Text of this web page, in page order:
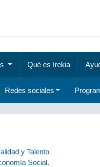
Qué es Irekia
Redes sociales
y Talento
Social.